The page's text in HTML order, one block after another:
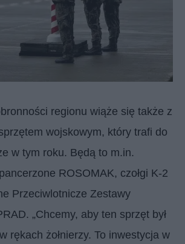
regionu wiąże się także z
wojskowym, który trafi do
w tym roku. Będą to m.in.
ROSOMAK, czołgi K-2
Przeciwlotnicze Zestawy
„Chcemy, aby ten sprzęt był
rękach żołnierzy. To inwestycja w